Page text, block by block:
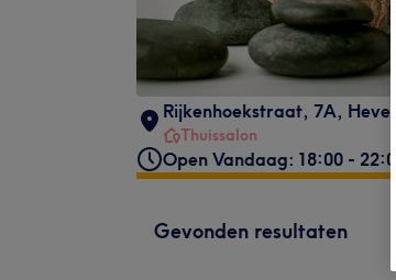
Rijkenhoekstraat, 7A, Hever
Thuissalon
Open Vandaag: 18:00 - 22:00
Gevonden resultaten